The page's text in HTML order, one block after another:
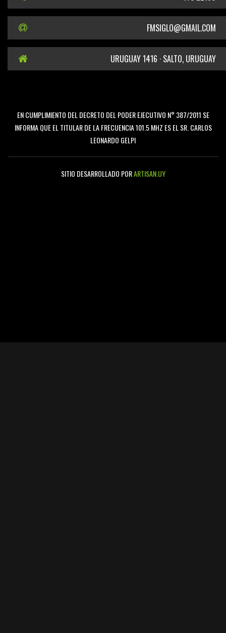
FMSIGLO@GMAIL.COM
URUGUAY 1416 · SALTO, URUGUAY
EN CUMPLIMIENTO DEL DECRETO DEL PODER EJECUTIVO N° 387/2011 SE
INFORMA QUE EL TITULAR DE LA FRECUENCIA 101.5 MHZ ES EL SR. CARLOS
LEONARDO GELPI
SITIO DESARROLLADO PORARTISAN.UY